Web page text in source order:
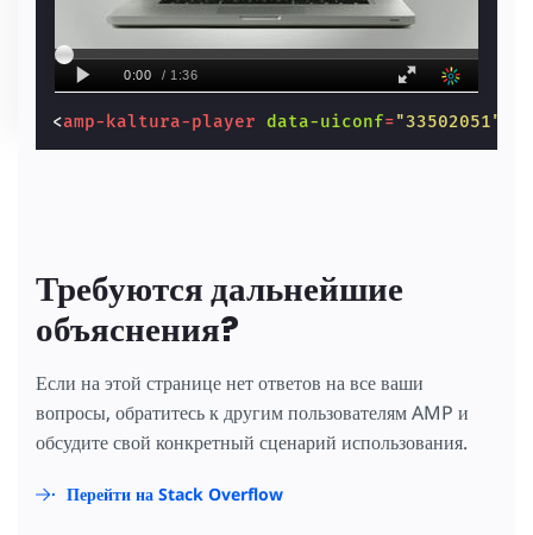
<amp-kaltura-player data-uiconf="33502051"
Требуются дальнейшие
объяснения?
Если на этой странице нет ответов на все ваши
вопросы, обратитесь к другим пользователям AMP и
обсудите свой конкретный сценарий использования.
Перейти на Stack Overflow